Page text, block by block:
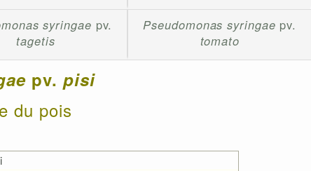
syringae pv.
tagetis
Pseudomonas syringae pv.
tomato
pv. pisi
du pois